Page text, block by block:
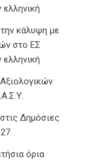
ελληνική
κάλυψη με
στο ΕΣ
ελληνική
Δημόσιες
όρια